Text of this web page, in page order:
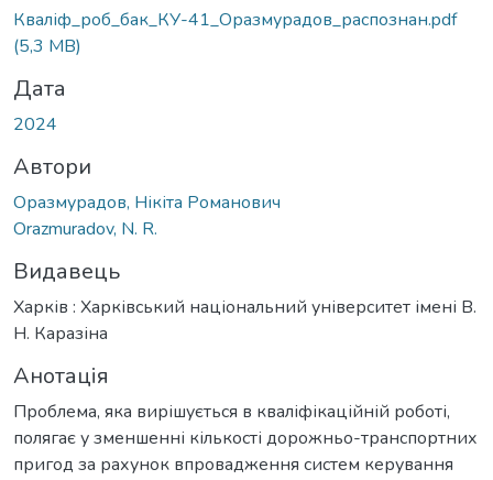
Кваліф_роб_бак_КУ-41_Оразмурадов_распознан.pdf
(5,3 MB)
Дата
2024
Автори
Оразмурадов, Нікіта Романович
Orazmuradov, N. R.
Видавець
Харків : Харківський національний університет імені В.
Н. Каразіна
Анотація
Проблема, яка вирішується в кваліфікаційній роботі,
полягає у зменшенні кількості дорожньо-транспортних
пригод за рахунок впровадження систем керування